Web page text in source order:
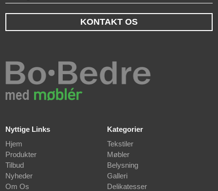
KONTAKT OS
Nyttige Links
Hjem
Produkter
Tilbud
Nyheder
Om Os
Kategorier
Tekstiler
Møbler
Belysning
Galleri
Delikatesser